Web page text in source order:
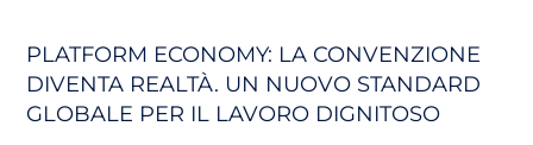
PLATFORM ECONOMY: LA CONVENZIONE
DIVENTA REALTÀ. UN NUOVO STANDARD
GLOBALE PER IL LAVORO DIGNITOSO